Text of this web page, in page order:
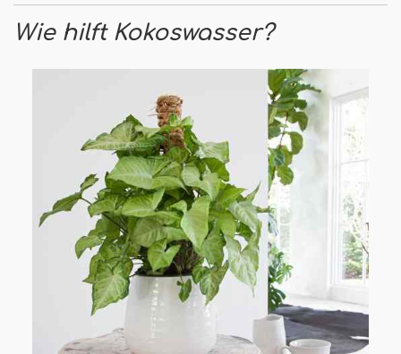
Wie hilft Kokoswasser?